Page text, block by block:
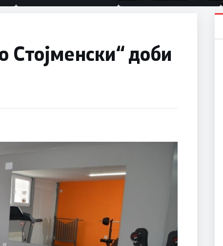
половина тунел во слепа
Стојменски“ доби